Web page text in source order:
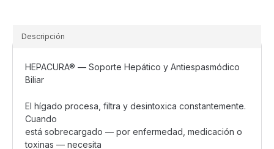
Descripción
HEPACURA® — Soporte Hepático y Antiespasmódico
Biliar
El hígado procesa, filtra y desintoxica constantemente.
Cuando
está sobrecargado — por enfermedad, medicación o
toxinas — necesita